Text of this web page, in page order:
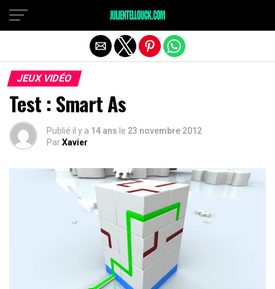
JEUX VIDÉO
Test : Smart As
Publié il y a 14 ans le 23 novembre 2012
ParXavier